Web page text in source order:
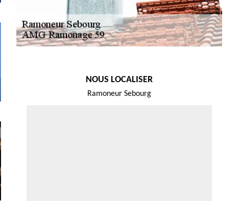
NOUS LOCALISER
Ramoneur Sebourg